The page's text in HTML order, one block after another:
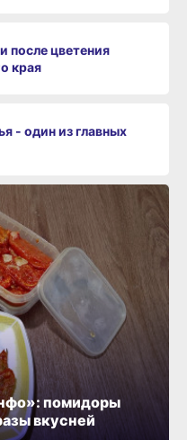
после цветения
края
- один из главных
помидоры
вкусней